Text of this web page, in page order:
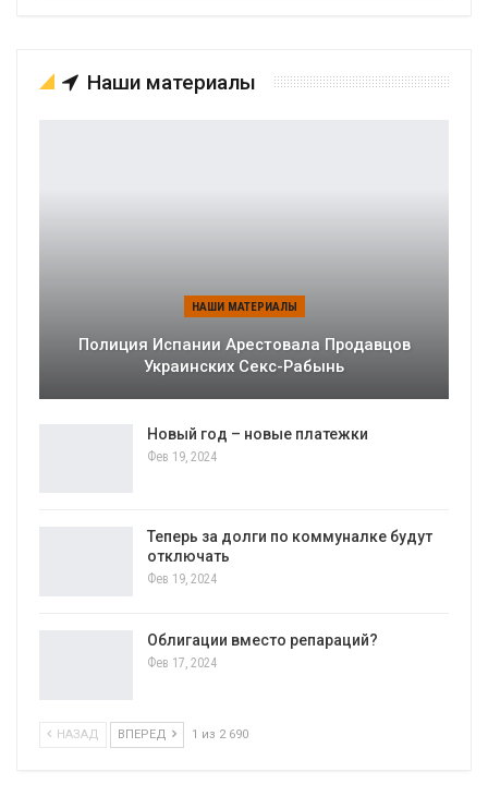
Наши материалы
НАШИ МАТЕРИАЛЫ
Полиция Испании Арестовала Продавцов
Украинских Секс-Рабынь
Новый год – новые платежки
Фев 19, 2024
Теперь за долги по коммуналке будут
отключать
Фев 19, 2024
Облигации вместо репараций?
Фев 17, 2024
НАЗАД ВПЕРЕД 1 из 2 690